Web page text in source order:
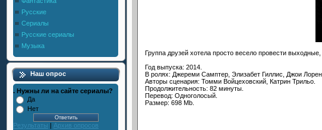
Русские
Сериалы
Русские сериалы
Музыка
Наш опрос
. Нужны ли на сайте сериалы?
Да
Нет
Результаты | Архив опросов
Группа друзей хотела просто весело провести
Год выпуска: 2014.
В ролях: Джереми Самптер, Элизабет Гиллис, Джои
Авторы сценария: Томми Войцеховский, Катрин Трильо.
Продолжительность: 82 минуты.
Перевод: Одноголосый.
Размер: 698 Mb.